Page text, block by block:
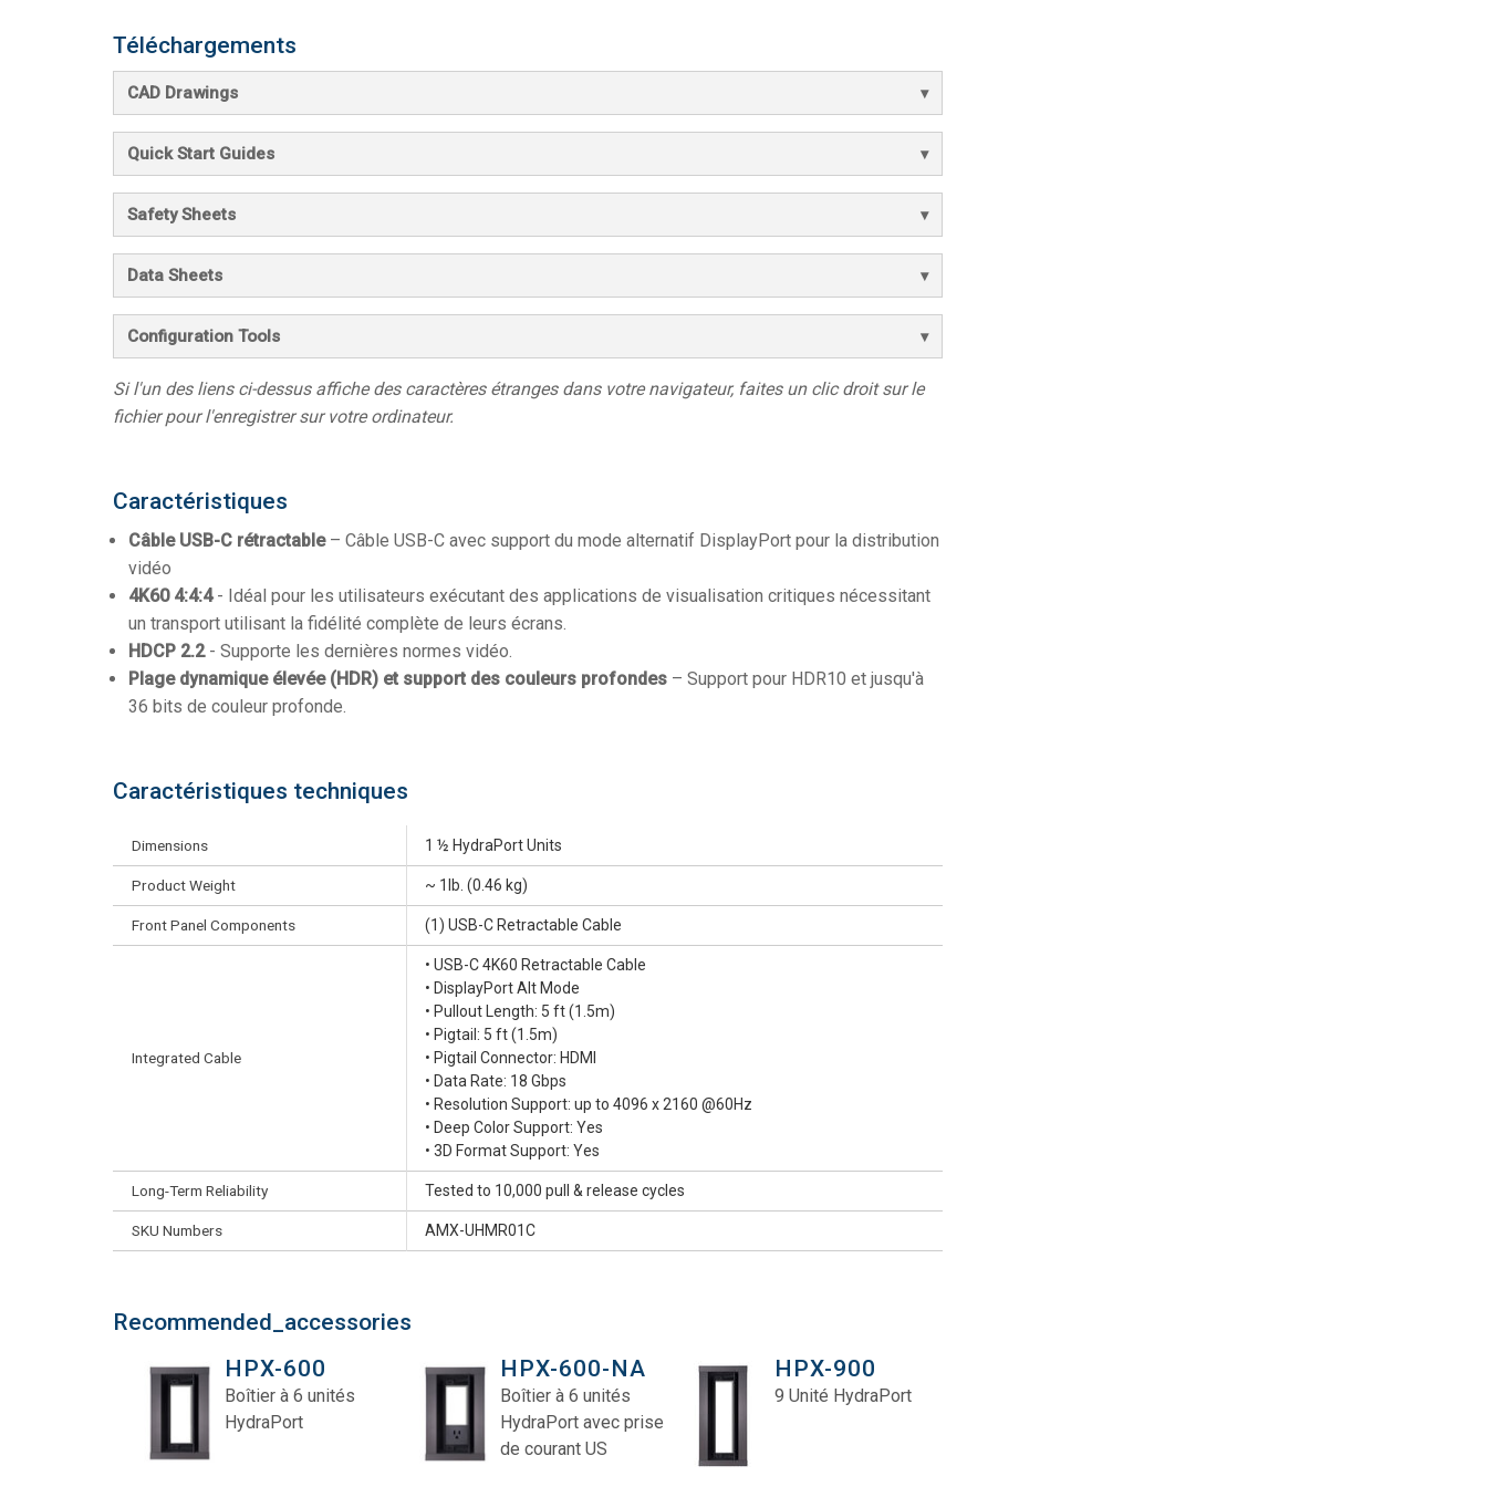
Téléchargements
CAD Drawings
Quick Start Guides
Safety Sheets
Data Sheets
Configuration Tools
Si l'un des liens ci-dessus affiche des caractères étranges dans votre navigateur, faites un clic droit sur le
fichier pour l'enregistrer sur votre ordinateur.
Caractéristiques
Câble USB-C rétractable– Câble USB-C avec support du mode alternatif DisplayPort pour la distribution
vidéo
4K60 4:4:4- Idéal pour les utilisateurs exécutant des applications de visualisation critiques nécessitant
un transport utilisant la fidélité complète de leurs écrans.
HDCP 2.2- Supporte les dernières normes vidéo.
Plage dynamique élevée (HDR) et support des couleurs profondes – Support pour HDR10 et jusqu'à
36 bits de couleur profonde.
Caractéristiques techniques
Dimensions 1 ½ HydraPort Units
Product Weight ~ 1lb. (0.46 kg)
Front Panel Components (1) USB-C Retractable Cable
Integrated Cable
• USB-C 4K60 Retractable Cable
• DisplayPort Alt Mode
• Pullout Length: 5 ft (1.5m)
• Pigtail: 5 ft (1.5m)
• Pigtail Connector: HDMI
• Data Rate: 18 Gbps
• Resolution Support: up to 4096 x 2160 @60Hz
• Deep Color Support: Yes
• 3D Format Support: Yes
Long-Term Reliability Tested to 10,000 pull & release cycles
SKU Numbers AMX-UHMR01C
Recommended_accessories
HPX-600
Boîtier à 6 unités
HydraPort
HPX-600-NA
Boîtier à 6 unités
HydraPort avec prise
de courant US
HPX-900
9 Unité HydraPort